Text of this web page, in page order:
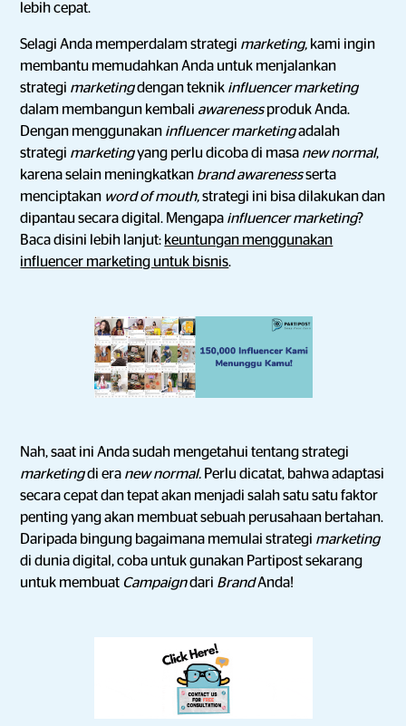
lebih cepat.
Selagi Anda memperdalam strategi marketing, kami ingin
membantu memudahkan Anda untuk menjalankan
strategi marketingdengan teknik influencer marketing
dalam membangun kembali awarenessproduk Anda.
Dengan menggunakan influencer marketingadalah
strategi marketingyang perlu dicoba di masa new normal,
karena selain meningkatkan brand awarenessserta
menciptakan word of mouth,strategi ini bisa dilakukan dan
dipantau secara digital. Mengapa influencer marketing?
Baca disini lebih lanjut: keuntungan menggunakan
influencer marketing untuk bisnis.
Nah, saat ini Anda sudah mengetahui tentang strategi
marketingdi era new normal. Perlu dicatat, bahwa adaptasi
secara cepat dan tepat akan menjadi salah satu satu faktor
penting yang akan membuat sebuah perusahaan bertahan.
Daripada bingung bagaimana memulai strategi marketing
di dunia digital, coba untuk gunakan Partipost sekarang
untuk membuat Campaigndari BrandAnda!